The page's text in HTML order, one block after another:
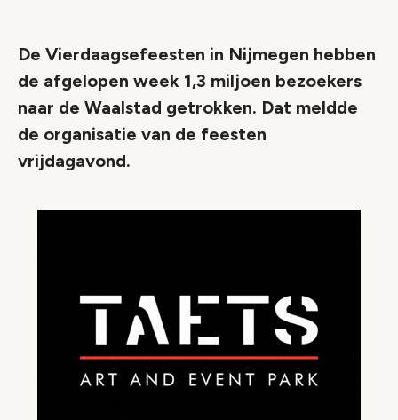
De Vierdaagsefeesten in Nijmegen hebben
de afgelopen week 1,3 miljoen bezoekers
naar de Waalstad getrokken. Dat meldde
de organisatie van de feesten
vrijdagavond.